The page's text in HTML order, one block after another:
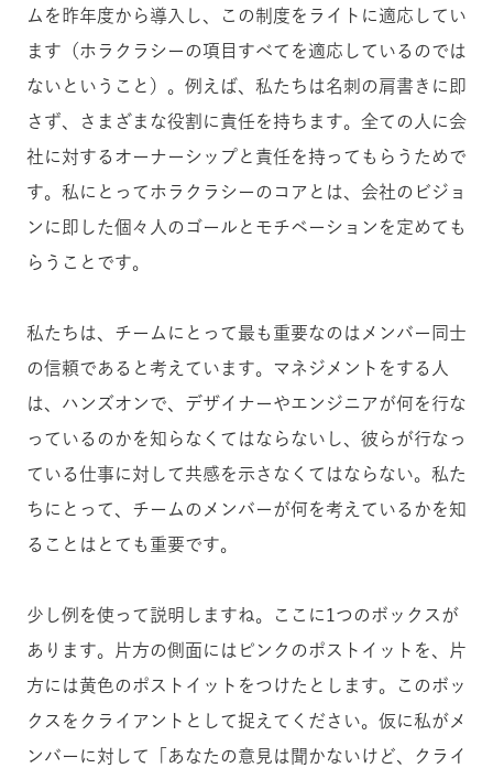
ムを昨年度から導入し、この制度をライトに適応してい
ます（ホラクラシーの項目すべてを適応しているのでは
ないということ）。例えば、私たちは名刺の肩書きに即
さず、さまざまな役割に責任を持ちます。全ての人に会
社に対するオーナーシップと責任を持ってもらうためで
す。私にとってホラクラシーのコアとは、会社のビジョ
ンに即した個々人のゴールとモチベーションを定めても
らうことです。
私たちは、チームにとって最も重要なのはメンバー同士
の信頼であると考えています。マネジメントをする人
は、ハンズオンで、デザイナーやエンジニアが何を行な
っているのかを知らなくてはならないし、彼らが行なっ
ている仕事に対して共感を示さなくてはならない。私た
ちにとって、チームのメンバーが何を考えているかを知
ることはとても重要です。
少し例を使って説明しますね。ここに1つのボックスが
あります。片方の側面にはピンクのポストイットを、片
方には黄色のポストイットをつけたとします。このボッ
クスをクライアントとして捉えてください。仮に私がメ
ンバーに対して「あなたの意見は聞かないけど、クライ